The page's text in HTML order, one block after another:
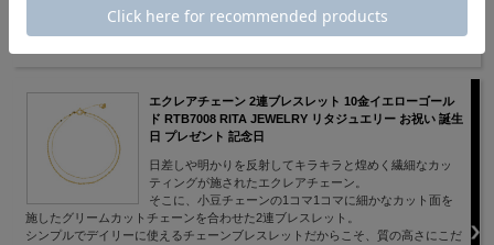
価格： 39,600円(税込)
エクレアチェーン 2連ブレスレット 10金イエローゴール
ド RTB7008 RITA JEWELRY リタジュエリー お祝い 誕生
日 プレゼント 記念日
日差しや明かりを反射してキラキラと煌めく繊細なカッ
ティングが施されたエクレアチェーン。
そこに、小豆チェーンの1コマ1コマに細かなカット面を
施したグリームカットチェーンを合わせた2連ブレスレット。
シンプルでデイリーに使えるチェーンブレスレットだからこそ、質の高さにこだ